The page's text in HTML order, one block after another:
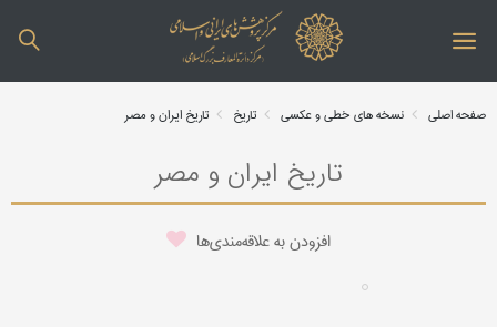
صفحه اصلی نسخه های خطی و عکسی تاریخ تاریخ ایران و مصر
تاریخ ایران و مصر
افزودن به علاقه‌مندی‌ها